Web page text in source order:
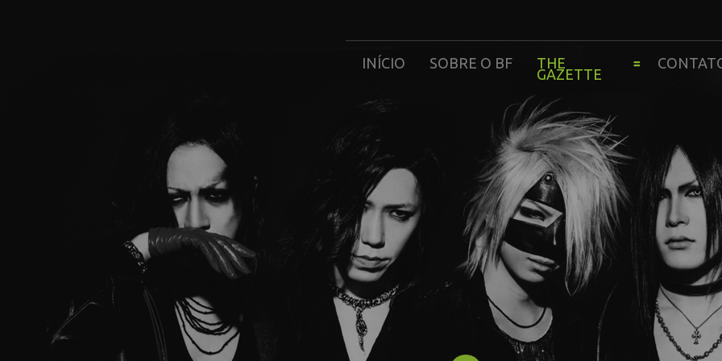
INÍCIO SOBRE O BF THE
GAZETTE